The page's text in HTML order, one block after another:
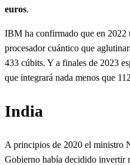
euros.
IBM ha confirmado que en 2022
procesador cuántico que
433 cúbits. Y a finales de 2023
que integrará nada menos que
India
A principios de 2020 el ministro
Gobierno había decidido invertir